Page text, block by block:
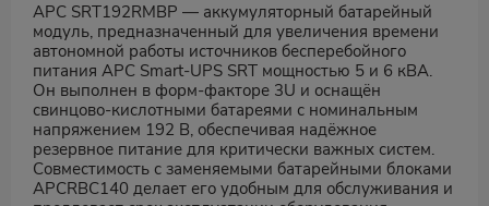
APC SRT192RMBP — аккумуляторный батарейный
модуль, предназначенный для увеличения времени
автономной работы источников бесперебойного
питания APC Smart-UPS SRT мощностью 5 и 6 кВА.
Он выполнен в форм-факторе 3U и оснащён
свинцово-кислотными батареями с номинальным
напряжением 192 В, обеспечивая надёжное
резервное питание для критически важных систем.
Совместимость с заменяемыми батарейными блоками
APCRBC140 делает его удобным для обслуживания и